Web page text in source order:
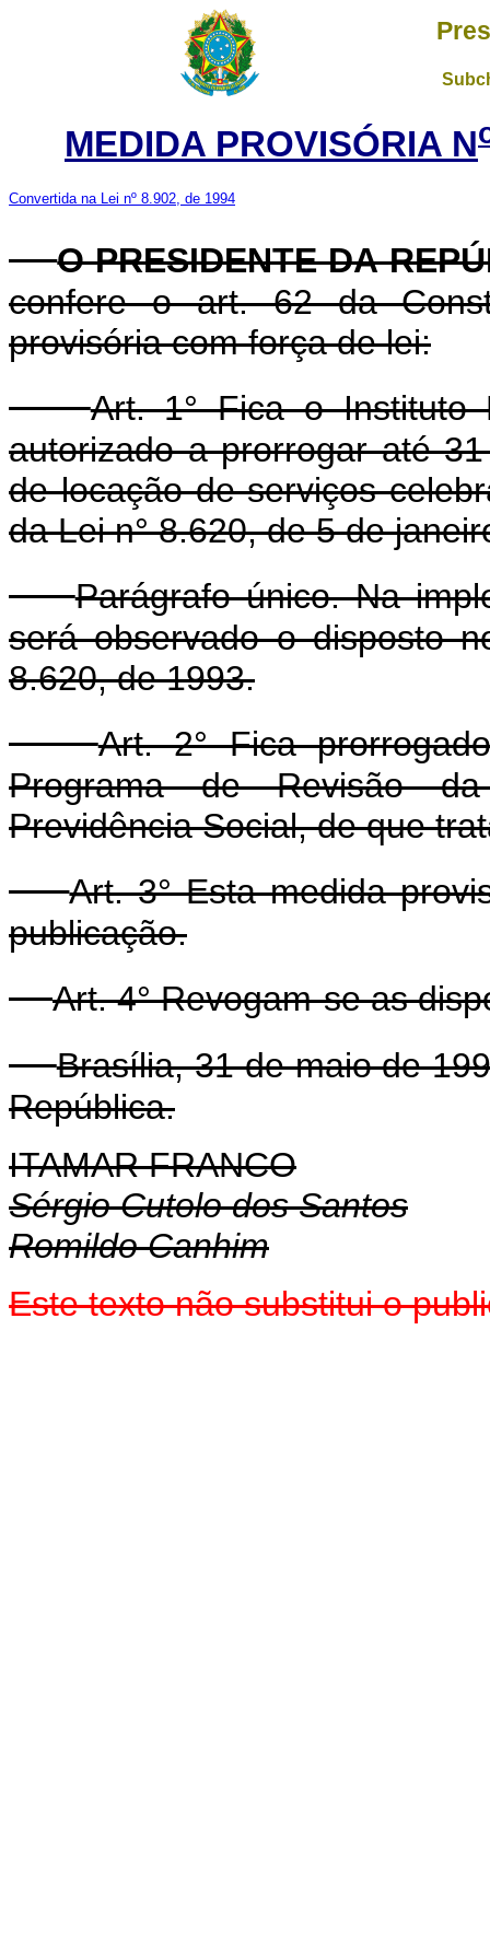
MEDIDA PROVISÓRIA N
Convertida na Lei nº 8.902, de 1994
O PRESIDENTE DA
confere o art. 62 da
provisória com força de lei:
Art. 1° Fica o Instituto
autorizado a prorrogar até
de locação de serviços
da Lei n° 8.620, de 5 de
Parágrafo único. Na
será observado o disposto
8.620, de 1993.
Art. 2° Fica
Programa de Revisão
Previdência Social, de que
Art. 3° Esta medida
publicação.
Art. 4° Revogam-se as
Brasília, 31 de maio de
República.
ITAMAR FRANCO
Sérgio Cutolo dos Santos
Romildo Canhim
Este texto não substitui o